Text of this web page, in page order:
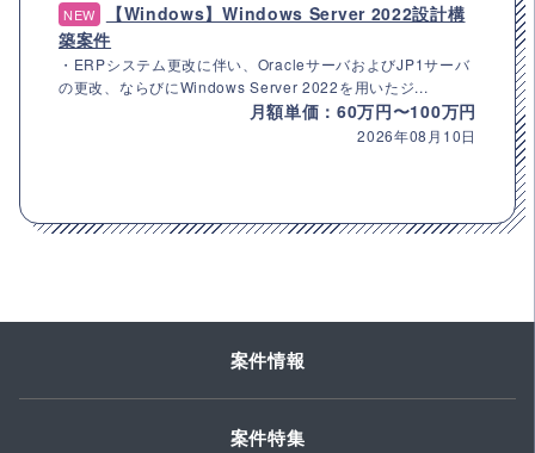
NEW
【Windows】Windows Server 2022設計構
築案件
・ERPシステム更改に伴い、OracleサーバおよびJP1サーバ
の更改、ならびにWindows Server 2022を用いたジ...
月額単価：60万円〜100万円
2026年08月10日
案件情報
案件特集